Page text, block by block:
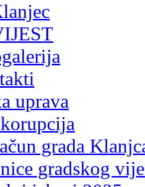
uprava
grada
gradskog